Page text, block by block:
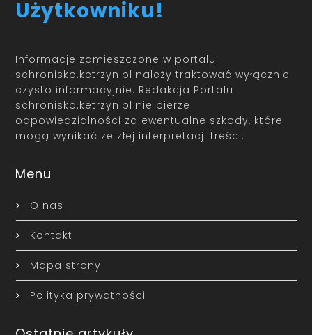
Użytkowniku!
Informacje zamieszczone w portalu
schronisko.ketrzyn.pl należy traktować wyłącznie
czysto informacyjnie. Redakcja Portalu
schronisko.ketrzyn.pl nie bierze
odpowiedzialności za ewentualne szkody, które
mogą wynikać ze złej interpretacji treści.
Menu
O nas
Kontakt
Mapa strony
Polityka prywatności